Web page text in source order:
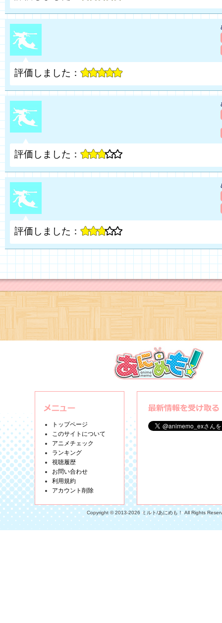
評価しました：
評価しました：
評価しました：
トップページ
このサイトについて
アニメチェック
ランキング
視聴履歴
お問い合わせ
利用規約
アカウント削除
Copyright © 2013-2026 ミルト/あにめも！ All Rights